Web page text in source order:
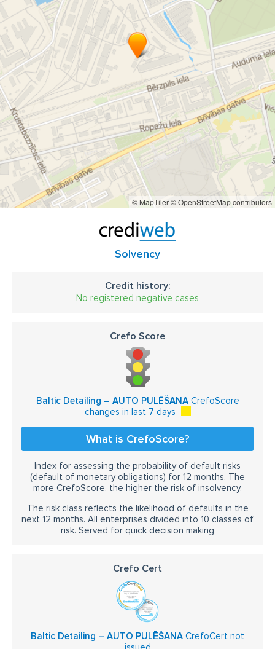
Auto pulēšana Baltic Detailing
Auto pulēšana Rīga
Auto pulēšana Rīgas novads
Pulēšana Rīga
© MapTiler© OpenStreetMap contributors
Solvency
Credit history:
No registered negative cases
Crefo Score
Baltic Detailing – AUTO PULĒŠANACrefoScore
changes in last 7 days
What is CrefoScore?
Index for assessing the probability of default risks
(default of monetary obligations) for 12 months. The
more CrefoScore, the higher the risk of insolvency.
The risk class reflects the likelihood of defaults in the
next 12 months. All enterprises divided into 10 classes of
risk. Served for quick decision making
Crefo Cert
Baltic Detailing – AUTO PULĒŠANA CrefoCert not